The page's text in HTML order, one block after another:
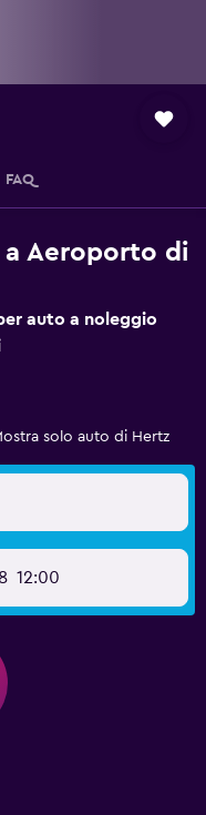
FAQ
Aeroporto di
auto a noleggio
solo auto di Hertz
12:00